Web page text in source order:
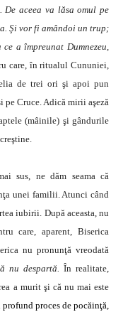
aceea va lăsa omul pe
Şi vor fi amândoi un trup;
a împreunat Dumnezeu,
care, în ritualul Cununiei,
de trei ori şi apoi pun
Cruce. Adică mirii aşeză
(mâinile) şi gândurile
sus, ne dăm seama că
unei familii. Atunci când
iubirii. După aceasta, nu
care, aparent, Biserica
nu pronunţă vreodată
nu despartă. În realitate,
a murit şi că nu mai este
proces de pocăinţă,